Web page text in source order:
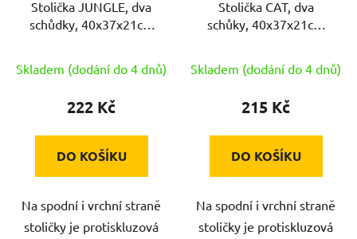
ůk
Stolička JUNGLE, dva
schůdky, 40x37x21cm
Skladem (dodání do 4 dnů)
222 Kč
DO KOŠÍKU
Na spodní i vrchní straně
stoličky je protiskluzová
Stolička CAT, dva
schůky, 40x37x21cm
Skladem (dodání do 4 dnů)
215 Kč
DO KOŠÍKU
Na spodní i vrchní straně
stoličky je protiskluzová